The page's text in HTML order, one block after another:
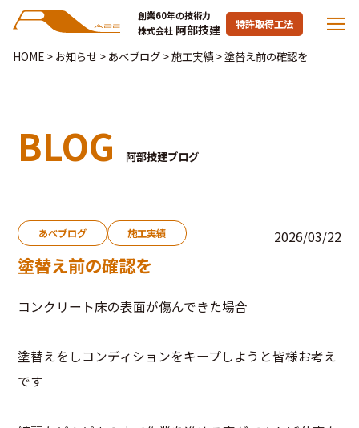
創業60年の技術力
株式会社 阿部技建 特許取得工法
HOME> お知らせ> あべブログ>施工実績>塗替え前の確認を
BLOG 阿部技建ブログ
あべブログ 施工実績 2026/03/22
塗替え前の確認を
コンクリート床の表面が傷んできた場合
塗替えをしコンディションをキープしようと皆様お考え
です